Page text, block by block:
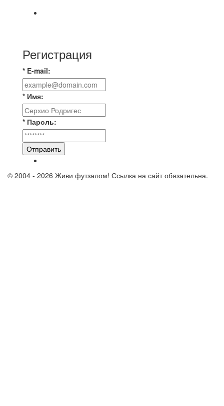
Регистрация
* E-mail:
* Имя:
* Пароль:
Отправить
© 2004 - 2026 Живи футзалом! Ссылка на сайт обязательна.